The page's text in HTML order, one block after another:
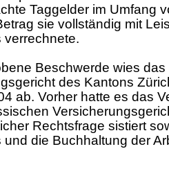
Taggelder im Umfang
sie vollständig mit
verrechnete.
Beschwerde wies das
des Kantons
ab. Vorher hatte es das
Rechtsfrage sistiert
und die Buchhaltung der